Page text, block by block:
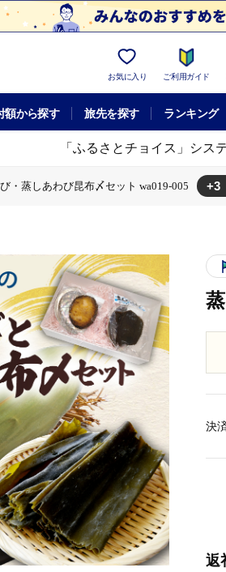
お気に入り ご利用ガイド
額から探す 旅先を探す ランキング
「ふるさとチョイス」シス
・蒸しあわび昆布〆セット wa019-005 +3
返
決